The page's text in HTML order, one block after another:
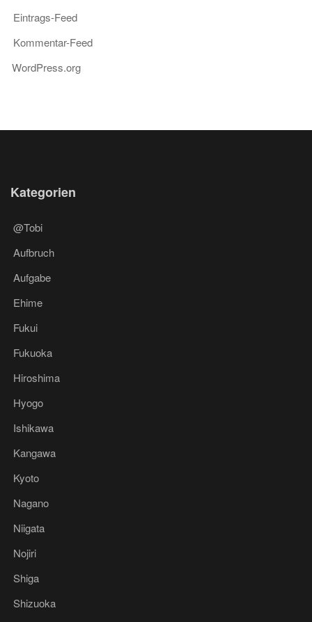
Eintrags-Feed
Kommentar-Feed
WordPress.org
Kategorien
@Tobi
Aufbruch
Aufgabe
Ehime
Fukui
Fukuoka
Hiroshima
Hyogo
Ishikawa
Kangawa
Kyoto
Nagano
Niigata
Nojiri
Shiga
Shizuoka